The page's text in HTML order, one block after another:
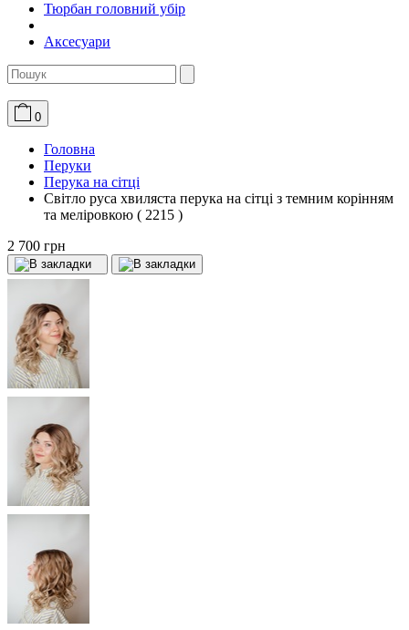
Тюрбан головний убір
Аксесуари
0
Головна
Перуки
Перука на сітці
Світло руса хвиляста перука на сітці з темним корінням
та меліровкою ( 2215 )
2 700 грн